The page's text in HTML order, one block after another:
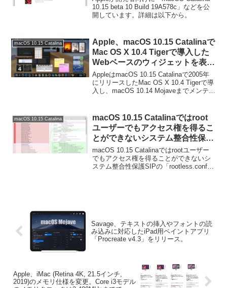
10.15 beta 10 Build 19A578c」などを公
開しています。詳細は以下から。
macOS 10.15 Catalina
Apple、macOS 10.15 Catalinaで
Mac OS X 10.4 Tigerで導入した
Webベースのウィジェットを表示
できる「Dashboard」機能を廃
止。メモはスティッキーズへ。
AppleはmacOS 10.15 Catalinaで2005年
にリリースしたMac OS X 10.4 Tigerで導
入し、macOS 10.14 Mojaveまでメンテナ
macOS 10.15 Catalina
macOS 10.15 Catalinaではroot
ユーザーでもアクセス権を得るこ
とができないシステム整合性保護
SIPの「rootless.conf」が一部変
更。
macOS 10.15 Catalinaではrootユーザー
でもアクセス権を得ることができないシ
ステム整合性保護SIPの「rootless.conf」
Savage、テキストの挿入やフォントの読
み込みに対応したiPad用ペイントアプリ
「Procreate v4.3」をリリース。
Apple、iMac (Retina 4K, 21.5インチ,
2019)のメモリ仕様を変更。Core i3モデル